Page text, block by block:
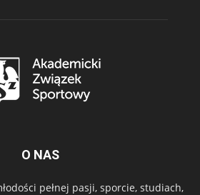
O NAS
pełnej pasji, sporcie, studiach,